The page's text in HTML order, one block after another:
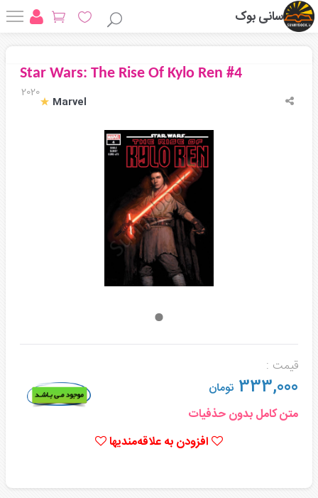
سانی بوک
Star Wars: The Rise Of Kylo Ren #4
2020
Marvel
قیمت :
333,000 تومان
متن کامل بدون حذفیات
افزودن به علاقه‌مندیها